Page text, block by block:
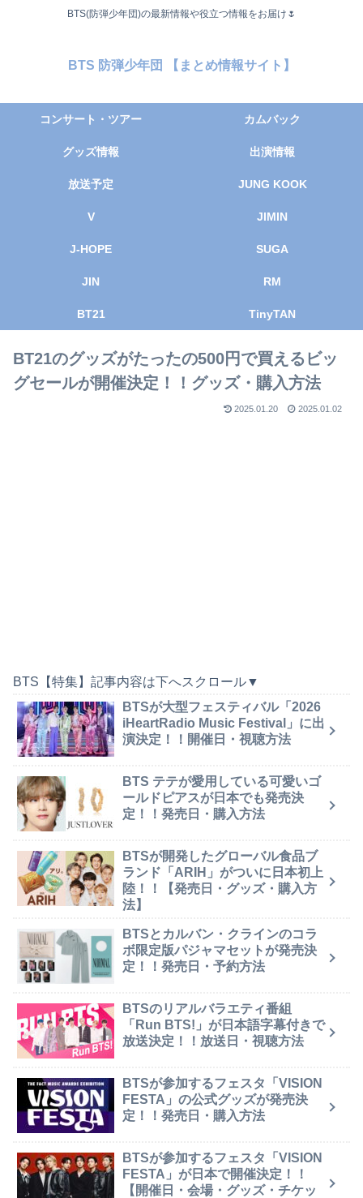
BTS(防弾少年団)の最新情報や役立つ情報をお届け🌷
BTS 防弾少年団 【まとめ情報サイト】
コンサート・ツアー カムバック
グッズ情報 出演情報
放送予定 JUNG KOOK
V JIMIN
J-HOPE SUGA
JIN RM
BT21 TinyTAN
BT21のグッズがたったの500円で買えるビッ
グセールが開催決定！！グッズ・購入方法
2025.01.20 2025.01.02
BTS【特集】記事内容は下へスクロール▼
BTSが大型フェスティバル「2026
iHeartRadio Music Festival」に出
演決定！！開催日・視聴方法
BTS テテが愛用している可愛いゴ
ールドピアスが日本でも発売決
定！！発売日・購入方法
BTSが開発したグローバル食品ブ
ランド「ARIH」がついに日本初上
陸！！【発売日・グッズ・購入方
法】
BTSとカルバン・クラインのコラ
ボ限定版パジャマセットが発売決
定！！発売日・予約方法
BTSのリアルバラエティ番組
「Run BTS!」が日本語字幕付きで
放送決定！！放送日・視聴方法
BTSが参加するフェスタ「VISION
FESTA」の公式グッズが発売決
定！！発売日・購入方法
BTSが参加するフェスタ「VISION
FESTA」が日本で開催決定！！
【開催日・会場・グッズ・チケッ